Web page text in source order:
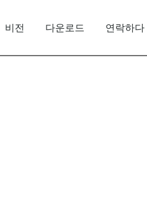
비전 다운로드 연락하다